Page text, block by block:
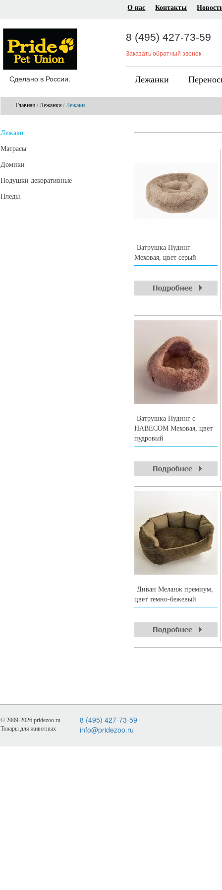
О нас Контакты
Сделано в России.
8 (495) 427-73-59
Заказать обратный звонок
Лежанки
Главная /Лежанки / Лежаки
Лежаки
Матрасы
Домики
Подушки декоративные
Пледы
Ватрушка Пудинг
Меховая, цвет серый
Ватрушка Пудинг с
НАВЕСОМ Меховая, цвет
пудровый
Диван Меланж премиум,
цвет темно-бежевый
© 2009-2026 pridezoo.ru
Товары для животных
8 (495) 427-73-59
info@pridezoo.ru